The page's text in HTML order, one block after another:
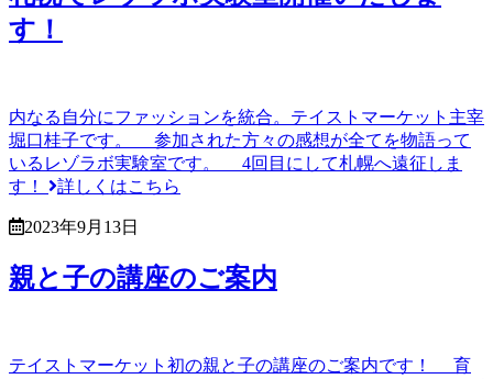
す！
内なる自分にファッションを統合。テイストマーケット主宰
堀口桂子です。 参加された方々の感想が全てを物語って
いるレゾラボ実験室です。 4回目にして札幌へ遠征しま
す！
詳しくはこちら
2023年9月13日
親と子の講座のご案内
テイストマーケット初の親と子の講座のご案内です！ 育